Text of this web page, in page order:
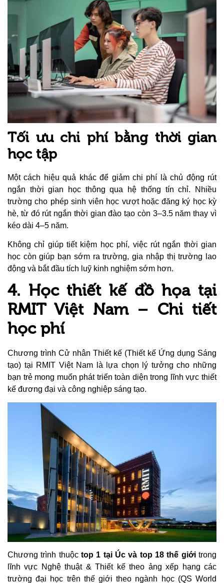
Tối ưu chi phí bằng thời gian
học tập
Một cách hiệu quả khác để giảm chi phí là chủ động rút
ngắn thời gian học thông qua hệ thống tín chỉ. Nhiều
trường cho phép sinh viên học vượt hoặc đăng ký học kỳ
hè, từ đó rút ngắn thời gian đào tạo còn 3–3.5 năm thay vì
kéo dài 4–5 năm.
Không chỉ giúp tiết kiệm học phí, việc rút ngắn thời gian
học còn giúp bạn sớm ra trường, gia nhập thị trường lao
động và bắt đầu tích luỹ kinh nghiệm sớm hơn.
4. Học thiết kế đồ họa tại
RMIT Việt Nam – Chi tiết
học phí
Chương trình Cử nhân Thiết kế (Thiết kế Ứng dụng Sáng
tạo) tại RMIT Việt Nam là lựa chọn lý tưởng cho những
bạn trẻ mong muốn phát triển toàn diện trong lĩnh vực thiết
kế đương đại và công nghiệp sáng tạo.
Chương trình thuộc top 1 tại Úc và top 18 thế giớitrong
lĩnh vực Nghệ thuật & Thiết kế theo ảng xếp hạng các
trường đại học trên thế giới theo ngành học (QS World